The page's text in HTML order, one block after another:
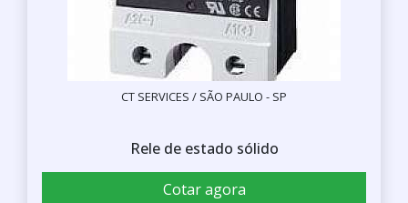
CT SERVICES / SÃO PAULO - SP
Rele de estado sólido
Cotar agora